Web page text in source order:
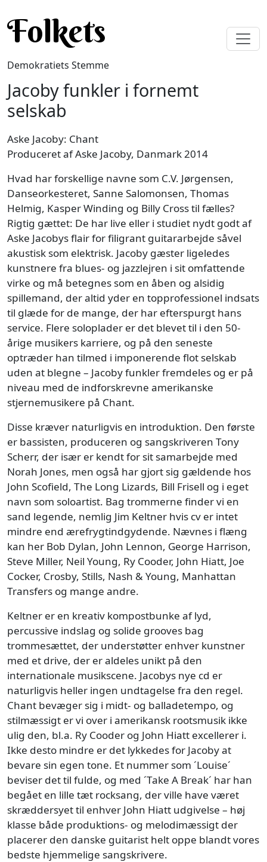
Folkets
Demokratiets Stemme
Jacoby funkler i fornemt
selskab
Aske Jacoby: Chant
Produceret af Aske Jacoby, Danmark 2014
Hvad har forskellige navne som C.V. Jørgensen,
Danseorkesteret, Sanne Salomonsen, Thomas
Helmig, Kasper Winding og Billy Cross til fælles?
Rigtig gættet: De har live eller i studiet nydt godt af
Aske Jacobys flair for filigrant guitararbejde såvel
akustisk som elektrisk. Jacoby gæster ligeledes
kunstnere fra blues- og jazzlejren i sit omfattende
virke og må betegnes som en åben og alsidig
spillemand, der altid yder en topprofessionel indsats
til glæde for de mange, der har efterspurgt hans
service. Flere soloplader er det blevet til i den 50-
årige musikers karriere, og på den seneste
optræder han tilmed i imponerende flot selskab
uden at blegne – Jacoby funkler fremdeles og er på
niveau med de indforskrevne amerikanske
stjernemusikere på Chant.
Disse kræver naturligvis en introduktion. Den første
er bassisten, produceren og sangskriveren Tony
Scherr, der især er kendt for sit samarbejde med
Norah Jones, men også har gjort sig gældende hos
John Scofield, The Long Lizards, Bill Frisell og i eget
navn som soloartist. Bag trommerne finder vi en
sand legende, nemlig Jim Keltner hvis cv er intet
mindre end ærefrygtindgydende. Nævnes i flæng
kan her Bob Dylan, John Lennon, George Harrison,
Steve Miller, Neil Young, Ry Cooder, John Hiatt, Joe
Cocker, Crosby, Stills, Nash & Young, Manhattan
Transfers og mange andre.
Keltner er en kreativ kompostbunke af lyd,
percussive indslag og solide grooves bag
trommesættet, der understøtter enhver kunstner
med et drive, der er aldeles unikt på den
internationale musikscene. Jacobys nye cd er
naturligvis heller ingen undtagelse fra den regel.
Chant bevæger sig i midt- og balladetempo, og
stilmæssigt er vi over i amerikansk rootsmusik ikke
ulig den, bl.a. Ry Cooder og John Hiatt excellerer i.
Ikke desto mindre er det lykkedes for Jacoby at
bevare sin egen tone. Et nummer som ´Louise´
beviser det til fulde, og med ´Take A Break´ har han
begået en lille tæt rocksang, der ville have været
skræddersyet til enhver John Hiatt udgivelse – høj
klasse både produktions- og melodimæssigt der
placerer den danske guitarist helt oppe blandt vores
bedste hjemmelige sangskrivere.